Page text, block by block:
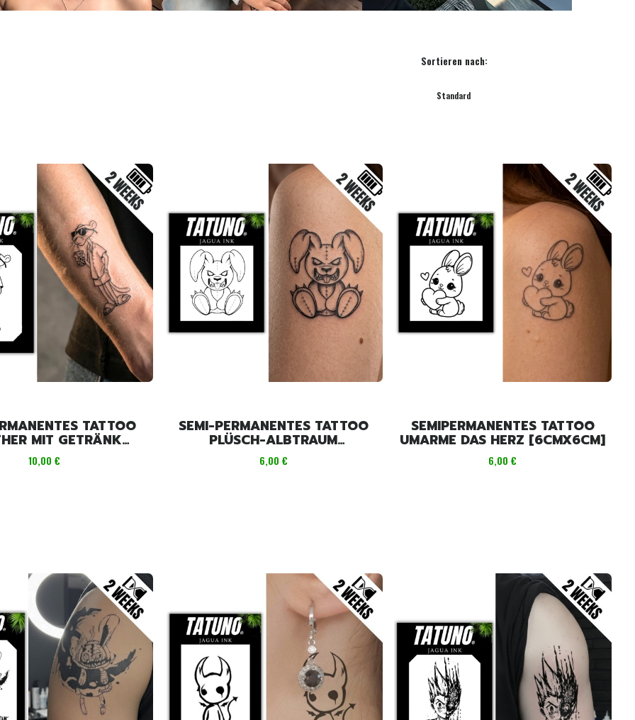
Sortieren nach:
Standard
TATTOO
MIT GETRÄNK
[11CMX8CM]
Preis
10,00 €
SEMI-PERMANENTES TATTOO
PLÜSCH-ALBTRAUM
[6CMX6CM]
Preis
6,00 €
SEMIPERMANENTES TATTOO
UMARME DAS HERZ [6CMX6CM]
Preis
6,00 €